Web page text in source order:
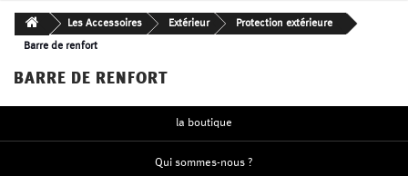
Les Accessoires Extérieur Protection extérieure
Barre de renfort
BARRE DE RENFORT
la boutique
Qui sommes-nous ?